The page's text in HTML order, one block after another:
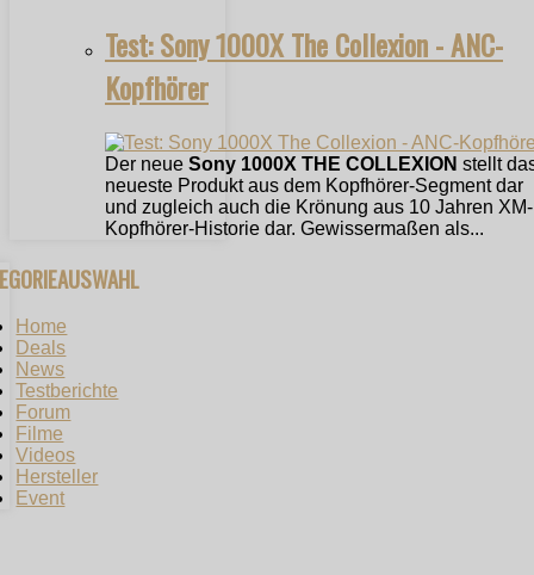
Test: Sony 1000X The Collexion - ANC-
Kopfhörer
Der neue Sony 1000X THE COLLEXION stellt
neueste Produkt aus dem Kopfhörer-Segment dar
und zugleich auch die Krönung aus 10 Jahren XM-
Kopfhörer-Historie dar. Gewissermaßen als...
Home
Deals
News
Testberichte
Forum
Filme
Videos
Hersteller
Event